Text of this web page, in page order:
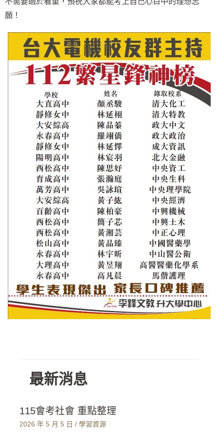
願！
最新消息
115會考社會 重點整理
2026 年 5 月 5 日 / 學習資源